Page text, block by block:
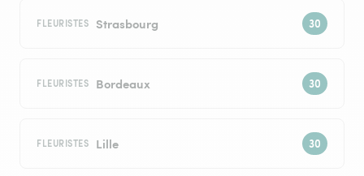
FLEURISTES Strasbourg
FLEURISTES Bordeaux
FLEURISTES Lille